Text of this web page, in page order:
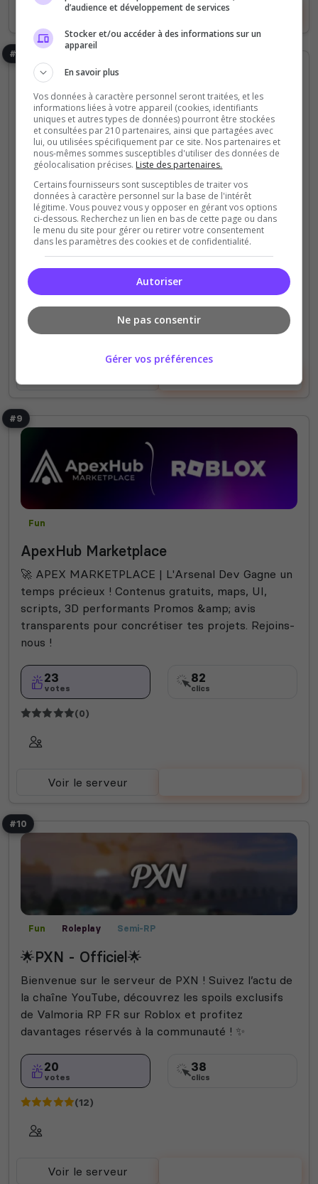
Voir le serveur Voter
#8
Roleplay
SECOURS D'URGENCES FR™ RP
Secours d'Urgences FR™ RP est un jeu rôleplay
immersif basé sur la ville fictive de Triviac.
30 87
(0)
#9
Fun
ApexHub Marketplace
​🚀 APEX MARKETPLACE | L'Arsenal Dev Gagne un
temps précieux ! Contenus gratuits, maps, UI,
scripts, 3D performants Promos &amp; avis
transparents pour concrétiser tes projets. Rejoins-
nous !
23
votes
82
clics
(0)
Voir le serveur
#10
Fun Roleplay Semi-RP
🌟PXN - Officiel🌟
Bienvenue sur le serveur de PXN ! Suivez l’actu de
la chaîne YouTube, découvrez les spoils exclusifs
de Valmoria RP FR sur Roblox et profitez
davantages réservés à la communauté ! ✨
20
votes
38
clics
(12)
Voir le serveur
d’audience et développement de services
Stocker et/ou accéder à des informations sur un
appareil
En savoir plus
Vos données à caractère personnel seront traitées, et les
informations liées à votre appareil (cookies, identifiants
uniques et autres types de données) pourront être stockées
et consultées par 210 partenaires, ainsi que partagées avec
lui, ou utilisées spécifiquement par ce site. Nos partenaires et
nous-mêmes sommes susceptibles d'utiliser des données de
géolocalisation précises. Liste des partenaires.
Certains fournisseurs sont susceptibles de traiter vos
données à caractère personnel sur la base de l'intérêt
légitime. Vous pouvez vous y opposer en gérant vos options
ci-dessous. Recherchez un lien en bas de cette page ou dans
le menu du site pour gérer ou retirer votre consentement
dans les paramètres des cookies et de confidentialité.
Autoriser
Ne pas consentir
Gérer vos préférences